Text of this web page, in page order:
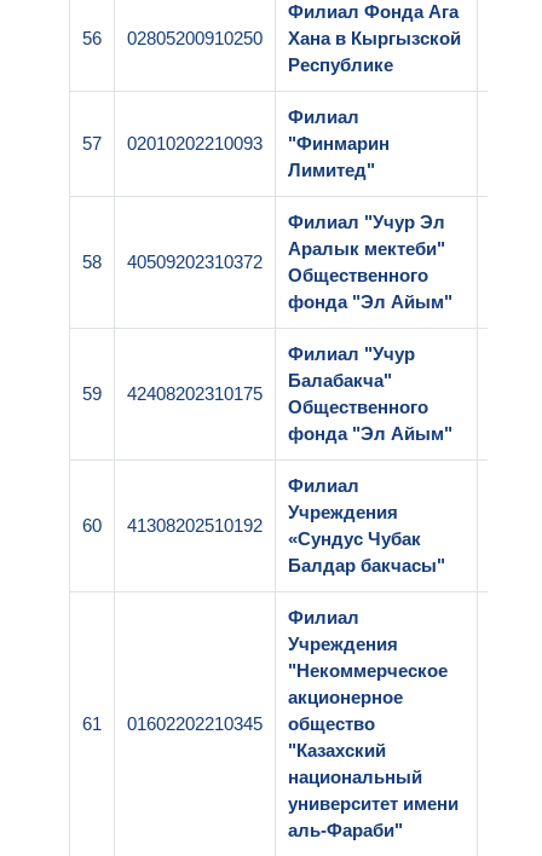
56 02805200910250
Филиал Фонда Ага
Хана в Кыргызской
Республике
57 02010202210093
Филиал
"Финмарин
Лимитед"
58 40509202310372
Филиал "Учур Эл
Аралык мектеби"
Общественного
фонда "Эл Айым"
59 42408202310175
Филиал "Учур
Балабакча"
Общественного
фонда "Эл Айым"
60 41308202510192
Филиал
Учреждения
«Сундус Чубак
Балдар бакчасы"
61 01602202210345
Филиал
Учреждения
"Некоммерческое
акционерное
общество
"Казахский
национальный
университет имени
аль-Фараби"